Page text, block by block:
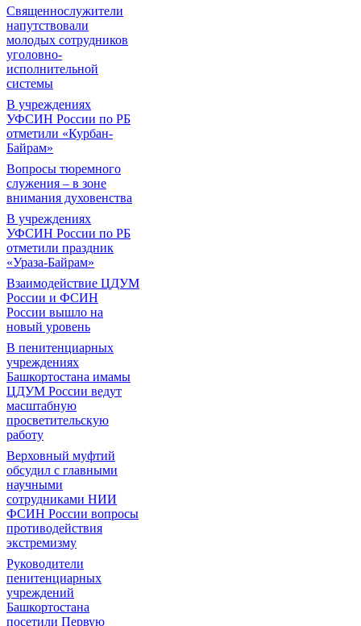
Священнослужители
напутствовали
молодых сотрудников
уголовно-
исполнительной
системы
В учреждениях
УФСИН России по РБ
отметили «Курбан-
Байрам»
Вопросы тюремного
служения – в зоне
внимания духовенства
В учреждениях
УФСИН России по РБ
отметили праздник
«Ураза-Байрам»
Взаимодействие ЦДУМ
России и ФСИН
России вышло на
новый уровень
В пенитенциарных
учреждениях
Башкортостана имамы
ЦДУМ России ведут
масштабную
просветительскую
работу
Верховный муфтий
обсудил с главными
научными
сотрудниками НИИ
ФСИН России вопросы
противодействия
экстремизму
Руководители
пенитенциарных
учреждений
Башкортостана
посетили Первую